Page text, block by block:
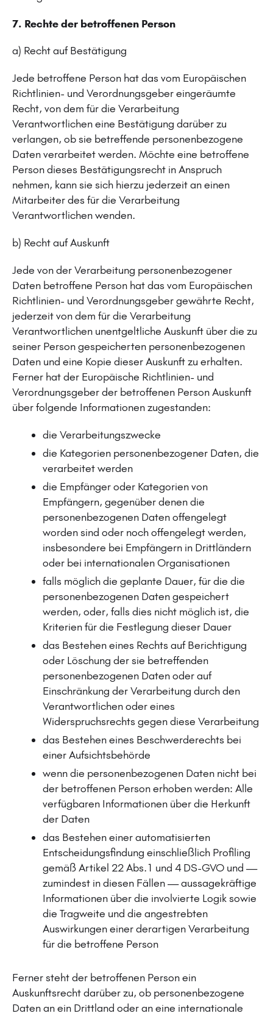
7. Rechte der betroffenen Person
a) Recht auf Bestätigung
Jede betroffene Person hat das vom Europäischen
Richtlinien- und Verordnungsgeber eingeräumte
Recht, von dem für die Verarbeitung
Verantwortlichen eine Bestätigung darüber zu
verlangen, ob sie betreffende personenbezogene
Daten verarbeitet werden. Möchte eine betroffene
Person dieses Bestätigungsrecht in Anspruch
nehmen, kann sie sich hierzu jederzeit an einen
Mitarbeiter des für die Verarbeitung
Verantwortlichen wenden.
b) Recht auf Auskunft
Jede von der Verarbeitung personenbezogener
Daten betroffene Person hat das vom Europäischen
Richtlinien- und Verordnungsgeber gewährte Recht,
jederzeit von dem für die Verarbeitung
Verantwortlichen unentgeltliche Auskunft über die zu
seiner Person gespeicherten personenbezogenen
Daten und eine Kopie dieser Auskunft zu erhalten.
Ferner hat der Europäische Richtlinien- und
Verordnungsgeber der betroffenen Person Auskunft
über folgende Informationen zugestanden:
die Verarbeitungszwecke
die Kategorien personenbezogener Daten, die
verarbeitet werden
die Empfänger oder Kategorien von
Empfängern, gegenüber denen die
personenbezogenen Daten offengelegt
worden sind oder noch offengelegt werden,
insbesondere bei Empfängern in Drittländern
oder bei internationalen Organisationen
falls möglich die geplante Dauer, für die die
personenbezogenen Daten gespeichert
werden, oder, falls dies nicht möglich ist, die
Kriterien für die Festlegung dieser Dauer
das Bestehen eines Rechts auf Berichtigung
oder Löschung der sie betreffenden
personenbezogenen Daten oder auf
Einschränkung der Verarbeitung durch den
Verantwortlichen oder eines
Widerspruchsrechts gegen diese Verarbeitung
das Bestehen eines Beschwerderechts bei
einer Aufsichtsbehörde
wenn die personenbezogenen Daten nicht bei
der betroffenen Person erhoben werden: Alle
verfügbaren Informationen über die Herkunft
der Daten
das Bestehen einer automatisierten
Entscheidungsfindung einschließlich Profiling
gemäß Artikel 22 Abs.1 und 4 DS-GVO und —
zumindest in diesen Fällen — aussagekräftige
Informationen über die involvierte Logik sowie
die Tragweite und die angestrebten
Auswirkungen einer derartigen Verarbeitung
für die betroffene Person
Ferner steht der betroffenen Person ein
Auskunftsrecht darüber zu, ob personenbezogene
Daten an ein Drittland oder an eine internationale